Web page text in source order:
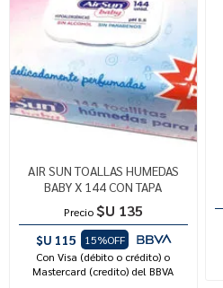
AIR SUN TOALLAS HUMEDAS
BABY X 144 CON TAPA
Precio $U 135
$U 115
15%OFF
Con Visa (débito o crédito) o
Mastercard (credito) del BBVA